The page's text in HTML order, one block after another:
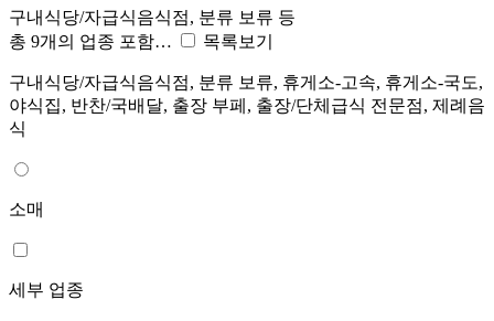
구내식당/자급식음식점, 분류 보류 등
총 9개의 업종 포함…
목록보기
구내식당/자급식음식점, 분류 보류, 휴게소-고속, 휴게소-국도,
야식집, 반찬/국배달, 출장 부페, 출장/단체급식 전문점, 제례음
식
소매
세부 업종